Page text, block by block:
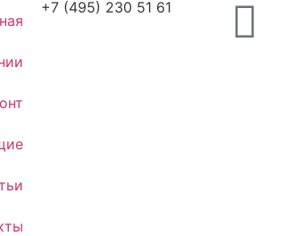
+7 (495) 230 51 61